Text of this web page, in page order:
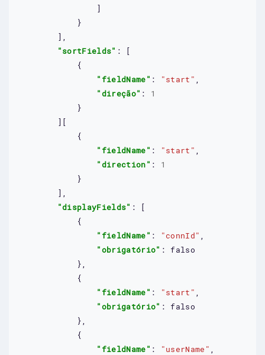
                ]
            }
        ],
"sortFields" : [
            {
"fieldName" : "start" ,
"direção" : 1
            }
        ][
            {
"fieldName" : "start" ,
"direction" : 1
            }
        ],
"displayFields" : [
            {
"fieldName" : "connId" ,
"obrigatório" : falso
            },
            {
"fieldName" : "start" ,
"obrigatório" : falso
            },
            {
"fieldName" : "userName" ,